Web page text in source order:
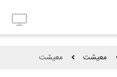
معیشت معیشت